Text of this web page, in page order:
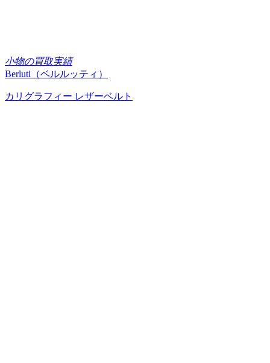
小物の買取実績
Berluti（ベルルッティ）
カリグラフィー レザーベルト